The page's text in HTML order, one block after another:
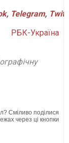
, Telegram,
РБК-Україна
Сміливо поділися
через ці кнопки